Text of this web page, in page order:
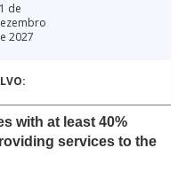
de
2027
with at least 40%
services to the